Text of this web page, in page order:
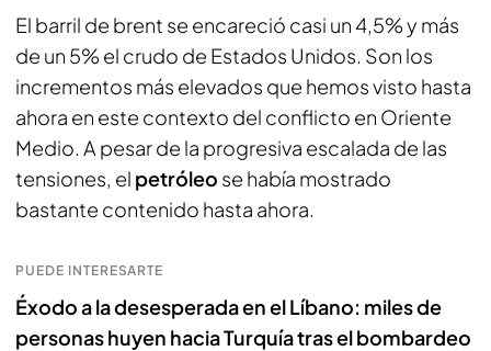
El barril de brent se encareció casi un 4,5% y más
de un 5% el crudo de Estados Unidos. Son los
incrementos más elevados que hemos visto hasta
ahora en este contexto del conflicto en Oriente
Medio. A pesar de la progresiva escalada de las
tensiones, el petróleo se había mostrado
bastante contenido hasta ahora.
PUEDE INTERESARTE
Éxodo a la desesperada en el Líbano: miles de
personas huyen hacia Turquía tras el bombardeo